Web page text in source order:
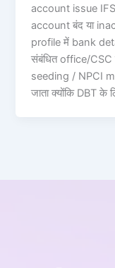
account issue
account बंद या
profile में bank
संबंधित office/
seeding / NPCI
जाता क्योंकि DBT